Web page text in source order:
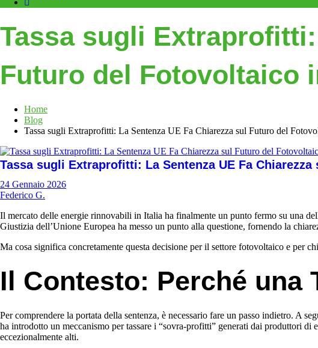
Tassa sugli
Futuro del Fotovoltaico
Home
Blog
Tassa sugli Extraprofitti: La Sentenza UE Fa Chiarezza sul Futuro del
Tassa sugli Extraprofitti: La Sentenza UE Fa
24 Gennaio 2026
Federico G.
Il mercato delle energie rinnovabili in Italia ha finalmente un punto fermo su una
Giustizia dell’Unione Europea ha messo un punto alla questione, fornendo la
Ma cosa significa concretamente questa decisione per il settore fotovoltaico e per
Il Contesto: Perché
Per comprendere la portata della sentenza, è necessario fare un passo indietro. A
ha introdotto un meccanismo per tassare i “sovra-profitti” generati dai produttori
eccezionalmente alti.